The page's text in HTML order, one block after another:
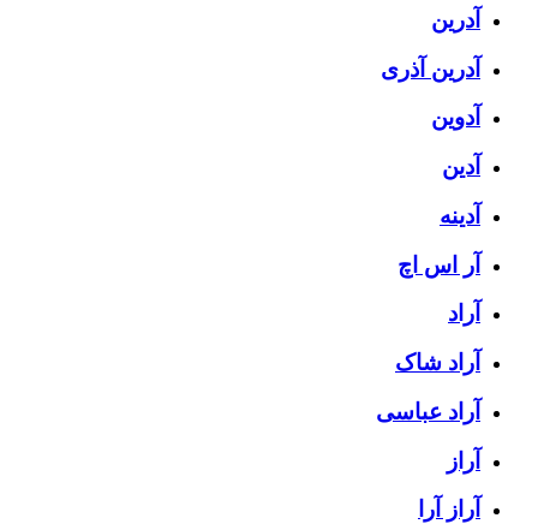
آدرین
آدرین آذری
آدوین
آدین
آدینه
آر اس اچ
آراد
آراد شاک
آراد عباسی
آراز
آراز آرا